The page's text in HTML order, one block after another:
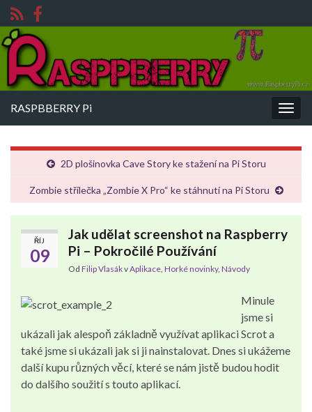
RASPBBERRY Pi
2D plošinovka Cave Story ke stažení na Pi Storu
Zombie střílečka „Zombie X Pro“ ke stáhnutí na Pi Storu
ŘÍJ
09
Jak udělat screenshot na Raspberry
Pi – Pokročilé Používání
Od Filip VlasákvAplikace, Horké novinky, Návody
Minule
jsme si
ukázali jak alespoň základně využívat aplikaci Scrot a
také jsme si ukázali jak si ji nainstalovat. Dnes si ukážeme
další kupu různých věcí, které se nám jistě budou hodit
do dalšího soužití s touto aplikací.